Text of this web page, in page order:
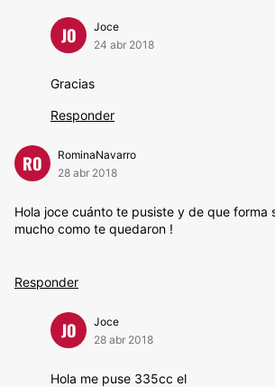
JO
Joce
24 abr 2018
Gracias
Responder
RO
RominaNavarro
28 abr 2018
Hola joce cuánto te pusiste y de que forma
mucho como te quedaron !
Responder
JO
Joce
28 abr 2018
Hola me puse 335cc el